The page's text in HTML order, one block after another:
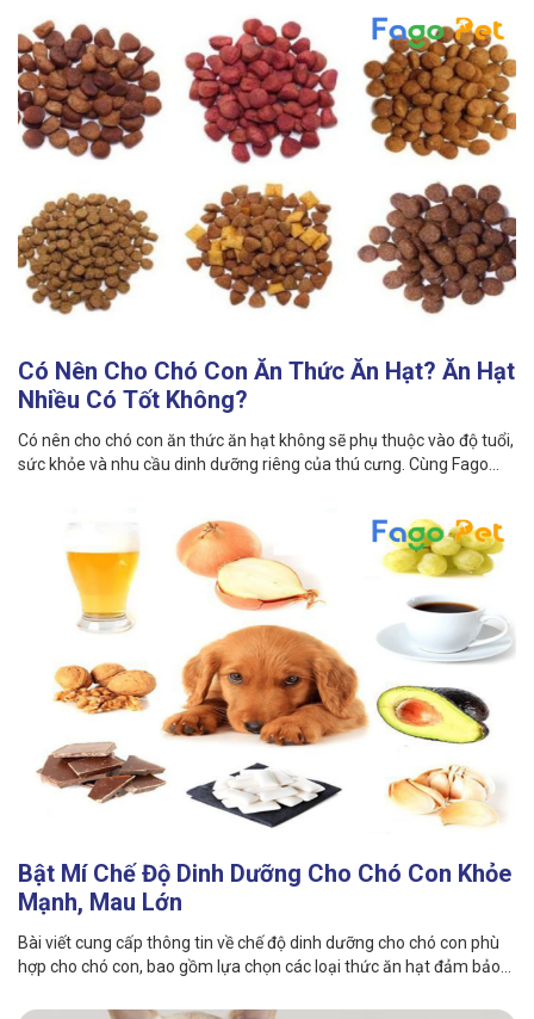
Chính sách đổi trả
LIÊN HỆ
TỔNG ĐÀI TƯ VẤN
0929894774
Có Nên Cho Chó Con Ăn Thức Ăn Hạt? Ăn Hạt
Nhiều Có Tốt Không?
Có nên cho chó con ăn thức ăn hạt không sẽ phụ thuộc vào độ tuổi,
sức khỏe và nhu cầu dinh dưỡng riêng của thú cưng. Cùng Fago
Bật Mí Chế Độ Dinh Dưỡng Cho Chó Con Khỏe
Mạnh, Mau Lớn
Bài viết cung cấp thông tin về chế độ dinh dưỡng cho chó con phù
hợp cho chó con, bao gồm lựa chọn các loại thức ăn hạt đảm bảo